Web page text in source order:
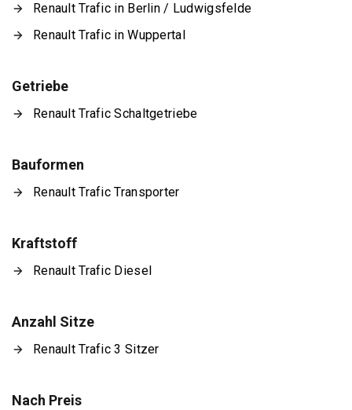
Renault Trafic in Berlin / Ludwigsfelde
Renault Trafic in Wuppertal
Getriebe
Renault Trafic Schaltgetriebe
Bauformen
Renault Trafic Transporter
Kraftstoff
Renault Trafic Diesel
Anzahl Sitze
Renault Trafic 3 Sitzer
Nach Preis